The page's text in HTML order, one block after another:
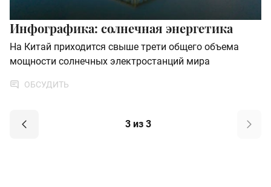
Инфографика: солнечная энергетика
На Китай приходится свыше трети общего объема
мощности солнечных электростанций мира
ОБСУДИТЬ
3 из 3